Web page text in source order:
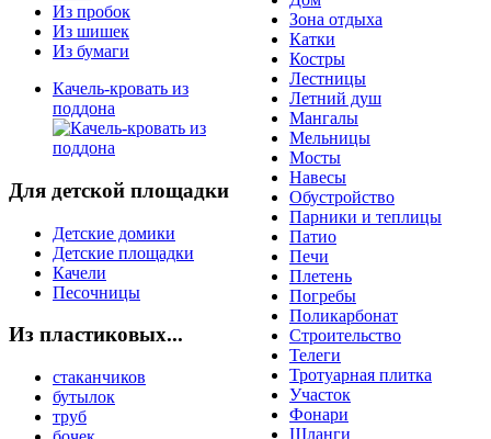
Из пробок
Из шишек
Из бумаги
Качель-кровать из
поддона
Для детской площадки
Детские домики
Детские площадки
Качели
Песочницы
Из пластиковых...
стаканчиков
бутылок
труб
Зона отдыха
Катки
Костры
Лестницы
Летний душ
Мангалы
Мельницы
Мосты
Навесы
Обустройство
Парники и теплицы
Патио
Печи
Плетень
Погребы
Поликарбонат
Строительство
Телеги
Тротуарная плитка
Участок
Фонари
Шланги